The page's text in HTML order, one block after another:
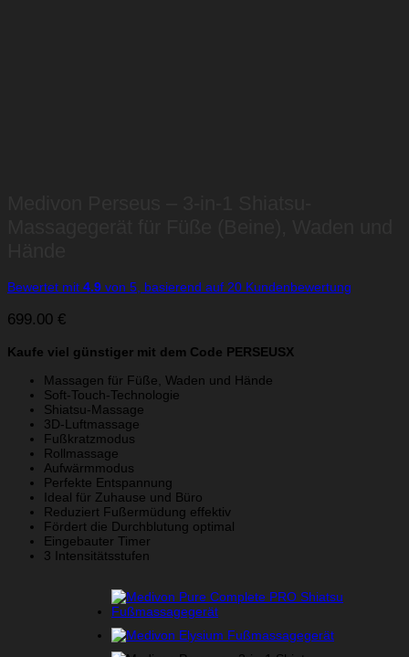
Bewertet mit 4.9 von 5, basierend auf 20 Kundenbewertung
699.00 €
Kaufe viel günstiger mit dem Code PERSEUSX
Massagen für Füße, Waden und Hände
Soft-Touch-Technologie
Shiatsu-Massage
3D-Luftmassage
Fußkratzmodus
Rollmassage
Aufwärmmodus
Perfekte Entspannung
Ideal für Zuhause und Büro
Reduziert Fußermüdung effektiv
Fördert die Durchblutung optimal
Eingebauter Timer
3 Intensitätsstufen